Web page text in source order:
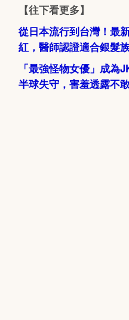
【往下看更多】
從日本流行到台灣！最
紅，醫師認證適合銀髮族
「最強怪物女優」成為
半球失守，害羞透露不